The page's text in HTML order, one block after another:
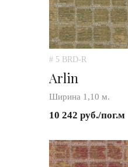
# 5 BRD-R
Arlin
Ширина 1,10 м.
10 242 руб./пог.м